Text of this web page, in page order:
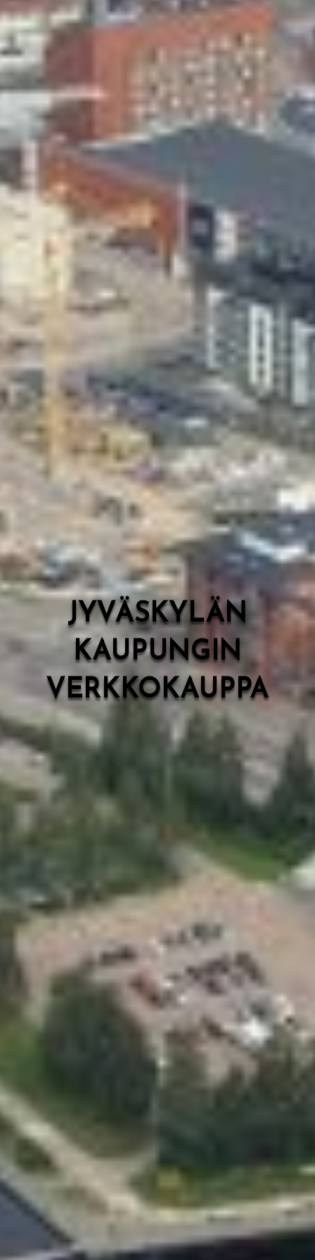
Skeittihalli
Varhaiskasvatus
Ateria- ja välipalamaksut
Mämminiemi
Taideapteekki
Kirjasto
Valon Kaupunki
Lasten Lysti & LystiKylä-festivaali
Ohje
English
JYVÄSKYLÄN
KAUPUNGIN
VERKKOKAUPPA